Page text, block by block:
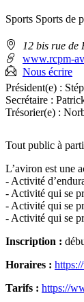
Sports Sports de
Adresse
:
12 bis rue
www.rcpm-
Nous écrire
Président(e) :
Secrétaire :
Trésorier(e) :
Tout public à
L’aviron est une
- Activité
- Activité qui se
- Activité qui se
- Activité qui se
Inscription :
Horaires :
Tarifs : https://